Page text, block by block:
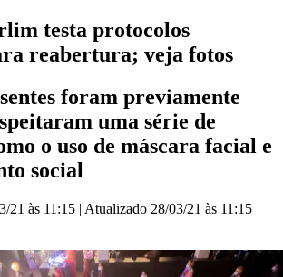
testa protocolos
reabertura; veja fotos
foram previamente
uma série de
o uso de máscara facial e
social
21 às 11:15 | Atualizado 28/03/21 às 11:15